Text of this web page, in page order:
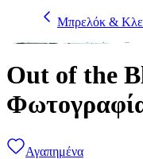
Μπρελόκ &
Out of the
Αγαπημένα